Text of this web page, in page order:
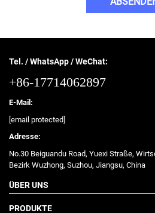
Tel. / WhatsApp / WeChat:
+86-17714062897
E-Mail:
[email protected]
Adresse:
No.30 Beiguandu Road, Yuexi Straße,
Bezirk Wuzhong, Suzhou, Jiangsu, China
ÜBER UNS
PRODUKTE